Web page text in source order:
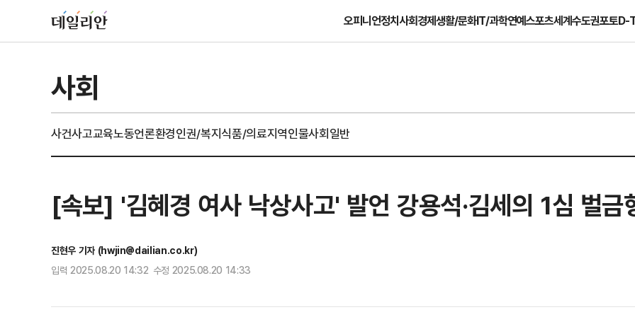
오피니언정치사회경제생활/문화IT/과학연예스포츠세계수도권포토D-
사회
사건사고교육노동언론환경인권/복지식품/의료지역인물사회일반
[속보] '김혜경 여사 낙상사고' 발언 강용석·김세의 1심 벌금
진현우 기자 (hwjin@dailian.co.kr)
입력 2025.08.20 14:32 수정 2025.08.20 14:33